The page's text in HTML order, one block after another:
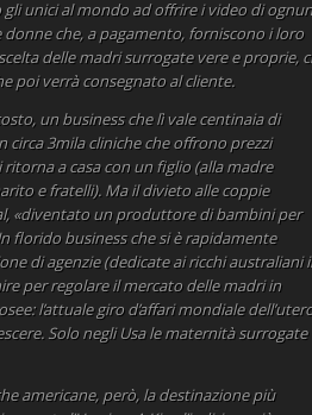
unici al mondo ad offrire i video di
che, a pagamento, forniscono i loro
delle madri surrogate vere e proprie,
poi verrà consegnato al cliente.
un business che lì vale centinaia di
circa 3mila cliniche che offrono prezzi
a casa con un figlio (alla madre
e fratelli). Ma il divieto alle coppie
«diventato un produttore di bambini per
florido business che si è rapidamente
di agenzie (dedicate ai ricchi australiani
per regolare il mercato delle madri in
l’attuale giro d’affari mondiale
Solo negli Usa le maternità surrogate
americane, però, la destinazione più